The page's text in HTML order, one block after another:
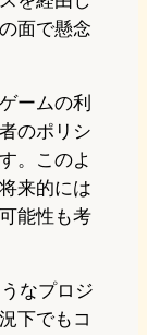
面で懸念
ームの利
のポリシ
。このよ
来的には
能性も考
なプロジ
下でもコ